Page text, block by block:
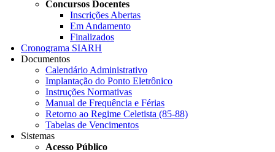
Concursos Docentes
Inscrições Abertas
Em Andamento
Finalizados
Cronograma SIARH
Documentos
Calendário Administrativo
Implantação do Ponto Eletrônico
Instruções Normativas
Manual de Frequência e Férias
Retorno ao Regime Celetista (85-88)
Tabelas de Vencimentos
Sistemas
Acesso Público